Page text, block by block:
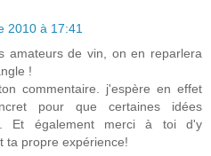
2010 à 17:41
amateurs de vin, on en reparlera
!
commentaire. j'espère en effet
pour que certaines idées
Et également merci à toi d'y
ta propre expérience!